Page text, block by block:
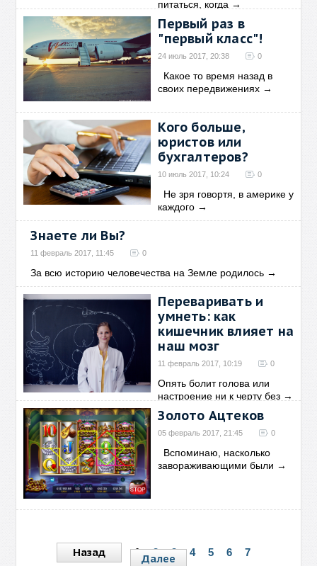
питаться, когда →
Первый раз в
"первый класс"!
24 июль 2017, 20:38 0
Какое то время назад в
своих передвижениях →
Кого больше,
юристов или
бухгалтеров?
10 июль 2017, 10:24 0
Не зря говортя, в америке у
каждого →
Знаете ли Вы?
11 февраль 2017, 11:45 0
За всю историю человечества на Земле родилось →
Переваривать и
умнеть: как
кишечник влияет на
наш мозг
11 февраль 2017, 10:19 0
Опять болит голова или
настроение ни к черту без →
Золото Ацтеков
05 февраль 2017, 21:45 0
Вспоминаю, насколько
завораживающими были →
Назад 1 2 3 4 5 6 7
Далее